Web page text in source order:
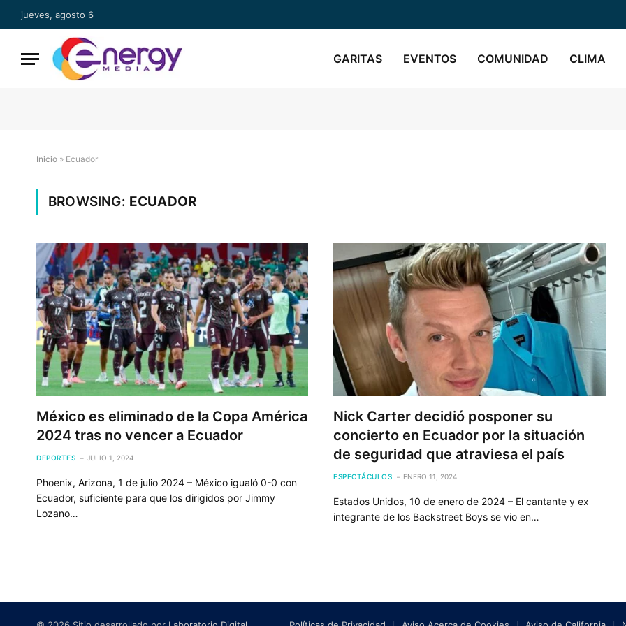
jueves, agosto 6
GARITAS EVENTOS COMUNIDAD CLIMA
Inicio » Ecuador
BROWSING: ECUADOR
México es eliminado de la Copa América
2024 tras no vencer a Ecuador
DEPORTES JULIO 1, 2024
Phoenix, Arizona, 1 de julio 2024 – México igualó 0-0 con
Ecuador, suficiente para que los dirigidos por Jimmy
Lozano…
Nick Carter decidió posponer su
concierto en Ecuador por la situación
de seguridad que atraviesa el país
ESPECTÁCULOS ENERO 11, 2024
Estados Unidos, 10 de enero de 2024 – El cantante y ex
integrante de los Backstreet Boys se vio en…